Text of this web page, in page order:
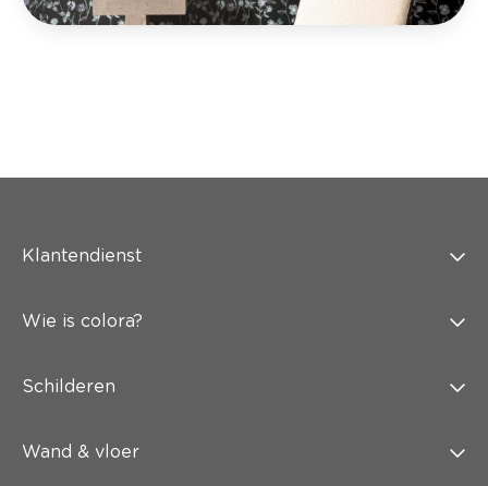
Klantendienst
Wie is colora?
Schilderen
Wand & vloer